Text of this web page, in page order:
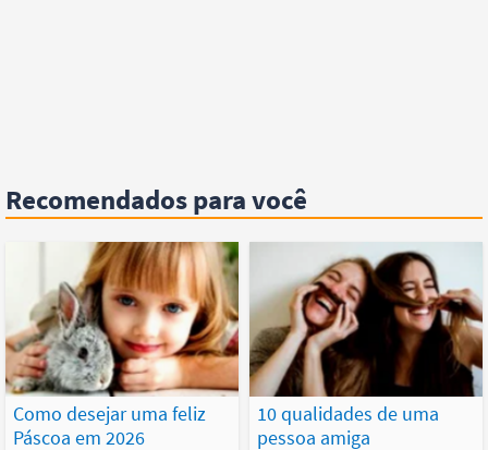
Recomendados para você
Como desejar uma feliz
Páscoa em 2026
10 qualidades de uma
pessoa amiga